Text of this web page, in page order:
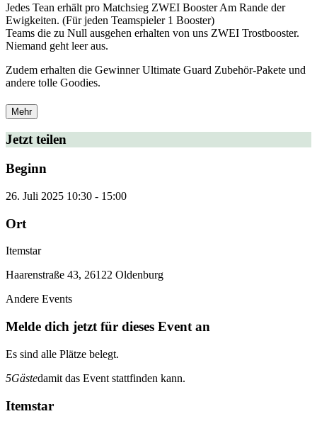
Jedes Tean erhält pro Matchsieg ZWEI Booster Am Rande der
Ewigkeiten. (Für jeden Teamspieler 1 Booster)
Teams die zu Null ausgehen erhalten von uns ZWEI Trostbooster.
Niemand geht leer aus.
Zudem erhalten die Gewinner Ultimate Guard Zubehör-Pakete und
andere tolle Goodies.
Mehr
Jetzt teilen
Beginn
26. Juli 2025 10:30 - 15:00
Ort
Itemstar
Haarenstraße 43, 26122 Oldenburg
Andere Events
Melde dich jetzt für dieses Event an
Es sind alle Plätze belegt.
5Gästedamit das Event stattfinden kann.
Itemstar